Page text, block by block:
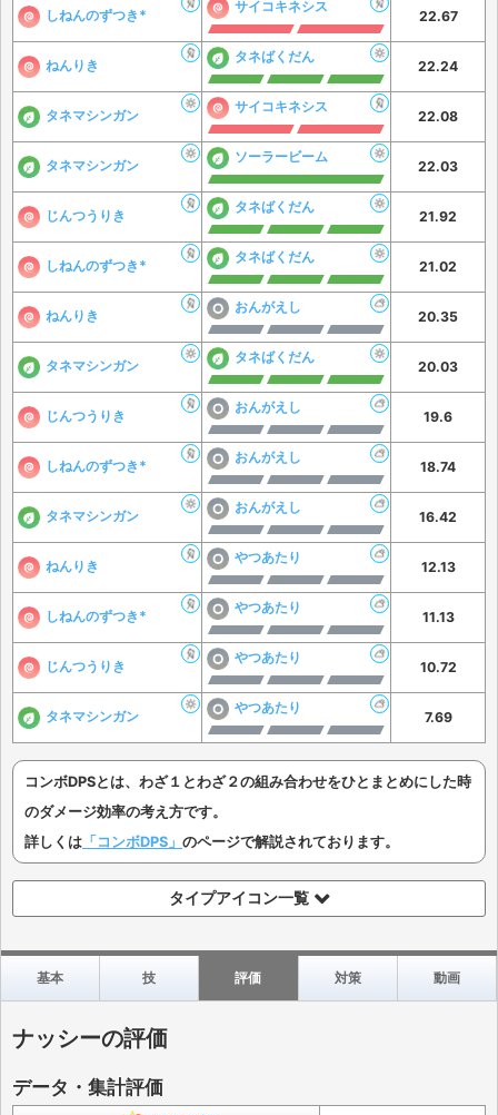
しねんのずつき*
サイコキネシス
22.67
ねんりき
タネばくだん
22.24
タネマシンガン
サイコキネシス
22.08
タネマシンガン
ソーラービーム
22.03
じんつうりき
タネばくだん
21.92
しねんのずつき*
タネばくだん
21.02
ねんりき
おんがえし
20.35
タネマシンガン
タネばくだん
20.03
じんつうりき
おんがえし
19.6
しねんのずつき*
おんがえし
18.74
タネマシンガン
おんがえし
16.42
ねんりき
やつあたり
12.13
しねんのずつき*
やつあたり
11.13
じんつうりき
やつあたり
10.72
タネマシンガン
やつあたり
7.69
コンボDPSとは、わざ１とわざ２の組み合わせをひとまとめにした時
のダメージ効率の考え方です。
詳しくは 「コンボDPS」 のページで解説されております。
タイプアイコン一覧
基本 技 評価 対策 動画
ナッシーの評価
データ・集計評価